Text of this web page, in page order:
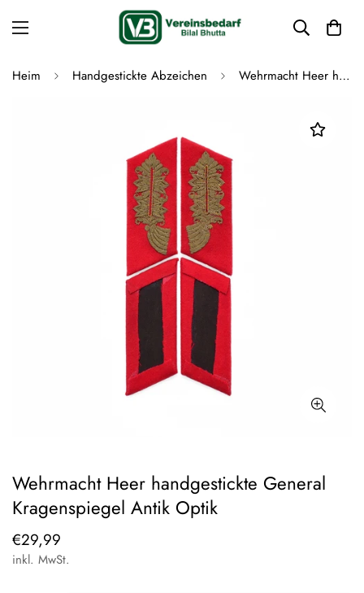
Heim Handgestickte Abzeichen Wehrmacht Heer handgestickte General Kragenspiegel Antik Optik
Wehrmacht Heer handgestickte General
Kragenspiegel Antik Optik
Regulärer
Preis
€29,99
inkl. MwSt.